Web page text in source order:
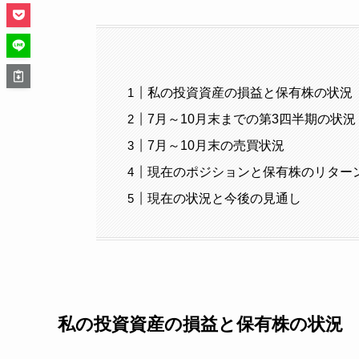
私の投資資産の損益と保有株の状況
7月～10月末までの第3四半期の状況
7月～10月末の売買状況
現在のポジションと保有株のリター
現在の状況と今後の見通し
私の投資資産の損益と保有株の状況